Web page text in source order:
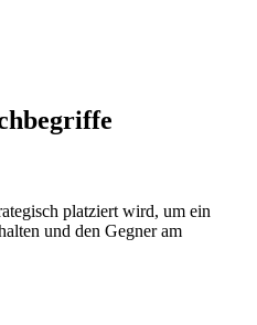
platziert wird, um ein
und den Gegner am